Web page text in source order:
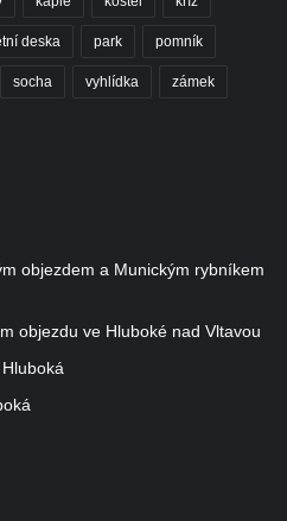
deska park pomník
socha vyhlídka zámek
objezdem a Munickým rybníkem
objezdu ve Hluboké nad Vltavou